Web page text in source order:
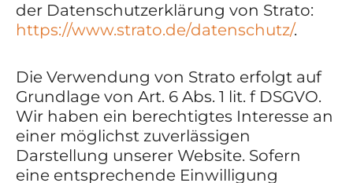
der Datenschutzerklärung von Strato:
https://www.strato.de/datenschutz/.
Die Verwendung von Strato erfolgt auf
Grundlage von Art. 6 Abs. 1 lit. f DSGVO.
Wir haben ein berechtigtes Interesse an
einer möglichst zuverlässigen
Darstellung unserer Website. Sofern
eine entsprechende Einwilligung